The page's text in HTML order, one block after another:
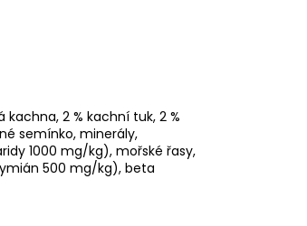
2 % kachní tuk, 2 %
semínko, minerály,
1000 mg/kg), mořské řasy,
500 mg/kg), beta